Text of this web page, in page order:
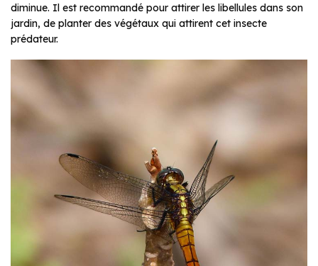
diminue. Il est recommandé pour attirer les libellules dans son
jardin, de planter des végétaux qui attirent cet insecte
prédateur.